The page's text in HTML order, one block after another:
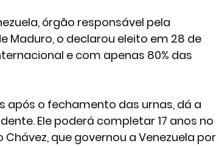
órgão responsável pela
o declarou eleito em 28 de
e com apenas 80% das
após o fechamento das urnas, dá a
Ele poderá completar 17 anos no
que governou a Venezuela por